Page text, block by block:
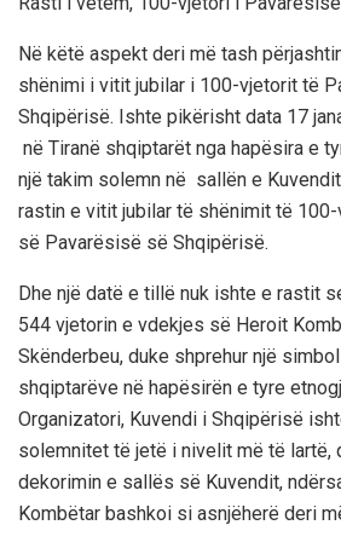
Në këtë aspekt deri më tash
shënimi i vitit jubilar i 100-vjetorit të
Shqipërisë. Ishte pikërisht data 17
në Tiranë shqiptarët nga hapësira e
një takim solemn në sallën e
rastin e vitit jubilar të shënimit të
së Pavarësisë së Shqipërisë.
Dhe një datë e tillë nuk ishte e rastit
544 vjetorin e vdekjes së Heroit
Skënderbeu, duke shprehur një
shqiptarëve në hapësirën e tyre
Organizatori, Kuvendi i Shqipërisë
solemnitet të jetë i nivelit më të lartë,
dekorimin e sallës së Kuvendit,
Kombëtar bashkoi si asnjëherë deri